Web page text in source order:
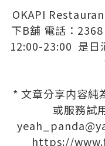
OKAPI
下B舖 電話：
12:00-23:00 是日
* 文章分享内容純
或服務試
https://